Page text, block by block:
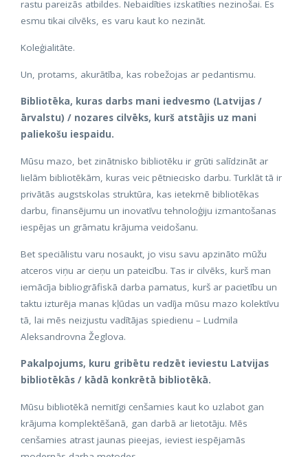
rastu pareizās atbildes. Nebaidīties izskatīties nezinošai. Es
esmu tikai cilvēks, es varu kaut ko nezināt.
Koleģialitāte.
Un, protams, akurātība, kas robežojas ar pedantismu.
Bibliotēka, kuras darbs mani iedvesmo (Latvijas /
ārvalstu) / nozares cilvēks, kurš atstājis uz mani
paliekošu iespaidu.
Mūsu mazo, bet zinātnisko bibliotēku ir grūti salīdzināt ar
lielām bibliotēkām, kuras veic pētniecisko darbu. Turklāt tā ir
privātās augstskolas struktūra, kas ietekmē bibliotēkas
darbu, finansējumu un inovatīvu tehnoloģiju izmantošanas
iespējas un grāmatu krājuma veidošanu.
Bet speciālistu varu nosaukt, jo visu savu apzināto mūžu
atceros viņu ar cieņu un pateicību. Tas ir cilvēks, kurš man
iemācīja bibliogrāfiskā darba pamatus, kurš ar pacietību un
taktu izturēja manas kļūdas un vadīja mūsu mazo kolektīvu
tā, lai mēs neizjustu vadītājas spiedienu – Ludmila
Aleksandrovna Žeglova.
Pakalpojums, kuru gribētu redzēt ieviestu Latvijas
bibliotēkās / kādā konkrētā bibliotēkā.
Mūsu bibliotēkā nemitīgi cenšamies kaut ko uzlabot gan
krājuma komplektēšanā, gan darbā ar lietotāju. Mēs
cenšamies atrast jaunas pieejas, ieviest iespējamās